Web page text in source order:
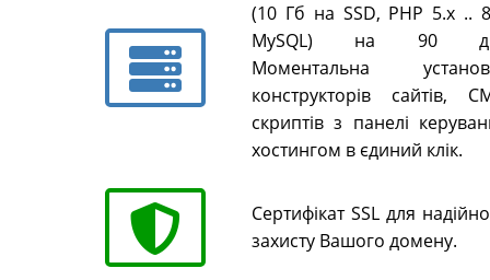
(10 Гб на SSD, PHP 5.х ..
MySQL) на 90
Моментальна
конструкторів сайтів,
скриптів з панелі
хостингом в єдиний клік.
Сертифікат SSL для
захисту Вашого домену.